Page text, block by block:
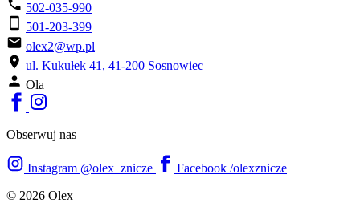
502-035-990
501-203-399
olex2@wp.pl
ul. Kukułek 41, 41-200 Sosnowiec
Ola
Obserwuj nas
Instagram @olex_znicze Facebook /olexznicze
© 2026 Olex